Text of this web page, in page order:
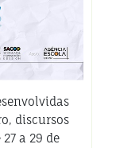
discursos
a 29 de